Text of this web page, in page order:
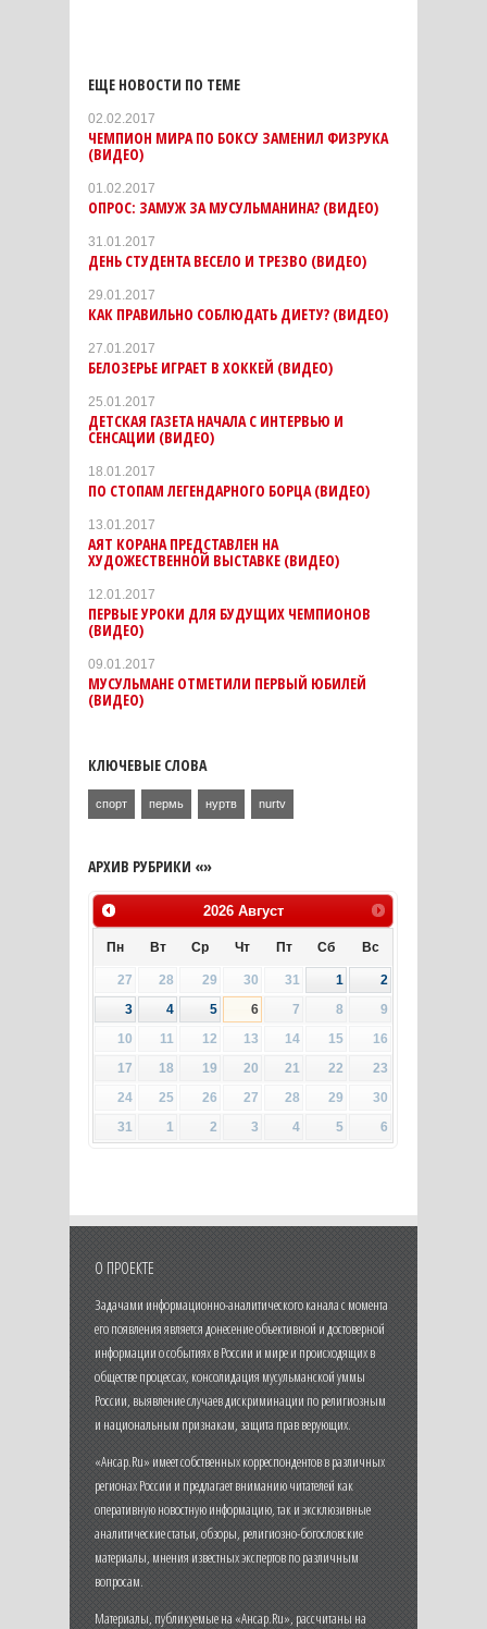
ЕЩЕ НОВОСТИ ПО ТЕМЕ
02.02.2017
ЧЕМПИОН МИРА ПО БОКСУ ЗАМЕНИЛ ФИЗРУКА
(ВИДЕО)
01.02.2017
ОПРОС: ЗАМУЖ ЗА МУСУЛЬМАНИНА? (ВИДЕО)
31.01.2017
ДЕНЬ СТУДЕНТА ВЕСЕЛО И ТРЕЗВО (ВИДЕО)
29.01.2017
КАК ПРАВИЛЬНО СОБЛЮДАТЬ ДИЕТУ? (ВИДЕО)
27.01.2017
БЕЛОЗЕРЬЕ ИГРАЕТ В ХОККЕЙ (ВИДЕО)
25.01.2017
ДЕТСКАЯ ГАЗЕТА НАЧАЛА С ИНТЕРВЬЮ И
СЕНСАЦИИ (ВИДЕО)
18.01.2017
ПО СТОПАМ ЛЕГЕНДАРНОГО БОРЦА (ВИДЕО)
13.01.2017
АЯТ КОРАНА ПРЕДСТАВЛЕН НА
ХУДОЖЕСТВЕННОЙ ВЫСТАВКЕ (ВИДЕО)
12.01.2017
ПЕРВЫЕ УРОКИ ДЛЯ БУДУЩИХ ЧЕМПИОНОВ
(ВИДЕО)
09.01.2017
МУСУЛЬМАНЕ ОТМЕТИЛИ ПЕРВЫЙ ЮБИЛЕЙ
(ВИДЕО)
КЛЮЧЕВЫЕ СЛОВА
спорт пермь нуртв nurtv
АРХИВ РУБРИКИ «»
2026 Август
Пн Вт Ср Чт Пт Сб Вс
27 28 29 30 31 1
2
3
4 5 6 7 8
9
10
11 12 13 14 15
16
17
18 19 20 21 22
23
24
25 26 27 28 29
30
31
1 2 3 4 5 6
О ПРОЕКТЕ
Задачами информационно-аналитического канала с момента
его появления является донесение объективной и достоверной
информации о событиях в России и мире и происходящих в
обществе процессах, консолидация мусульманской уммы
России, выявление случаев дискриминации по религиозным
и национальным признакам, защита прав верующих.
«Ансар.Ru» имеет собственных корреспондентов в различных
регионах России и предлагает вниманию читателей как
оперативную новостную информацию, так и эксклюзивные
аналитические статьи, обзоры, религиозно-богословские
материалы, мнения известных экспертов по различным
вопросам.
Материалы, публикуемые на «Ансар.Ru», рассчитаны на